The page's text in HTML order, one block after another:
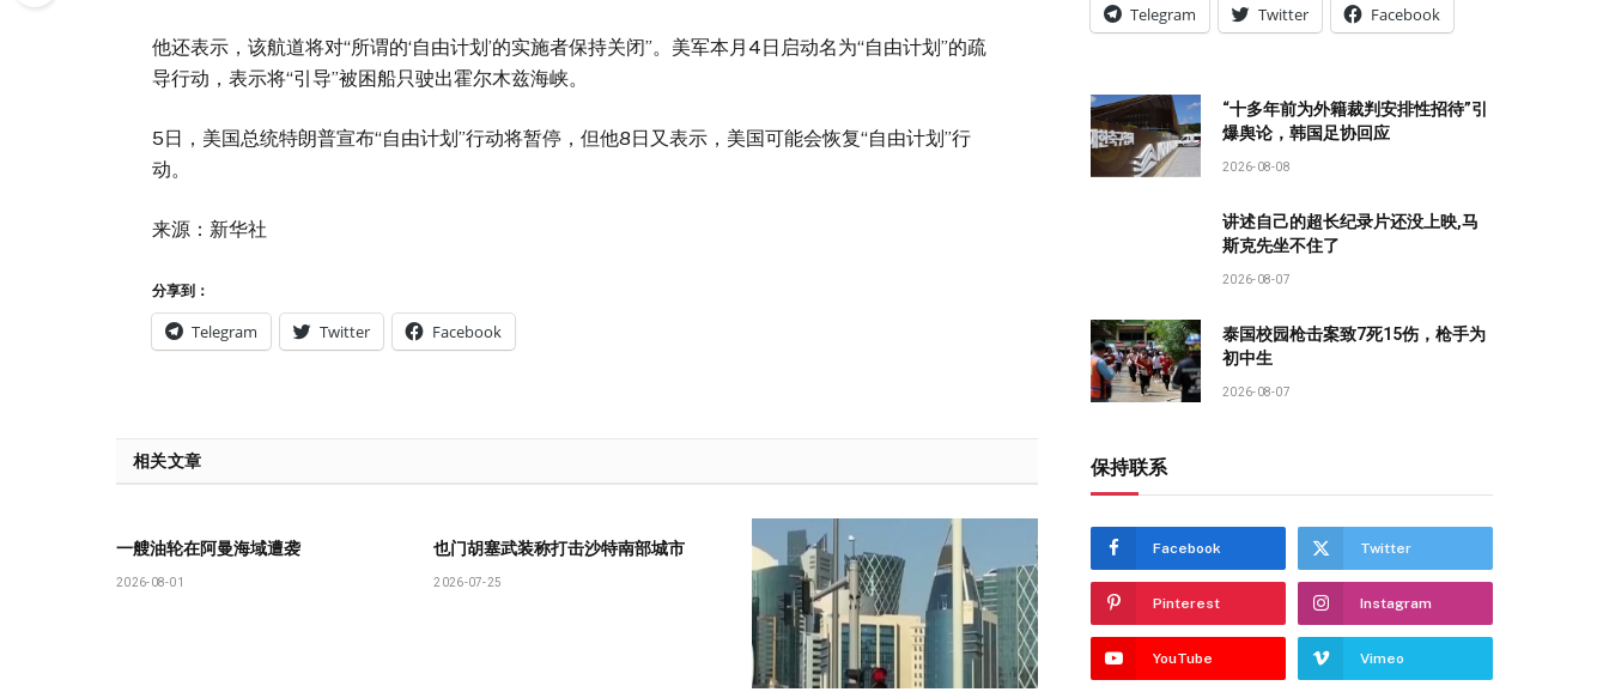
他还表示，该航道将对“所谓的‘自由计划’的实施者保持关闭”。美军本月4日启动名为“自由计划”的疏
导行动，表示将“引导”被困船只驶出霍尔木兹海峡。
5日，美国总统特朗普宣布“自由计划”行动将暂停，但他8日又表示，美国可能会恢复“自由计划”行
动。
来源：新华社
分享到：
Telegram Twitter Facebook
相关文章
一艘油轮在阿曼海域遭袭
2026-08-01
也门胡塞武装称打击沙特南部城市
2026-07-25
Telegram Twitter Facebook
“十多年前为外籍裁判安排性招待”引
爆舆论，韩国足协回应
2026-08-08
讲述自己的超长纪录片还没上映,马
斯克先坐不住了
2026-08-07
泰国校园枪击案致7死15伤，枪手为
初中生
2026-08-07
保持联系
Facebook Twitter
Pinterest Instagram
YouTube Vimeo